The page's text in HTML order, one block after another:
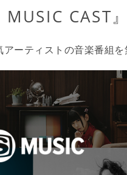
CAST
ーティストの音楽番組を